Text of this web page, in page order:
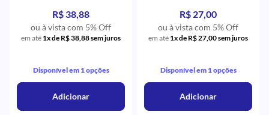
R$ 38,88
ou à vista com 5% Off
em até 1x de R$ 38,88 sem juros
Disponível em 1 opções
Adicionar
R$ 27,00
ou à vista com 5% Off
em até 1x de R$ 27,00 sem juros
Disponível em 1 opções
Adicionar